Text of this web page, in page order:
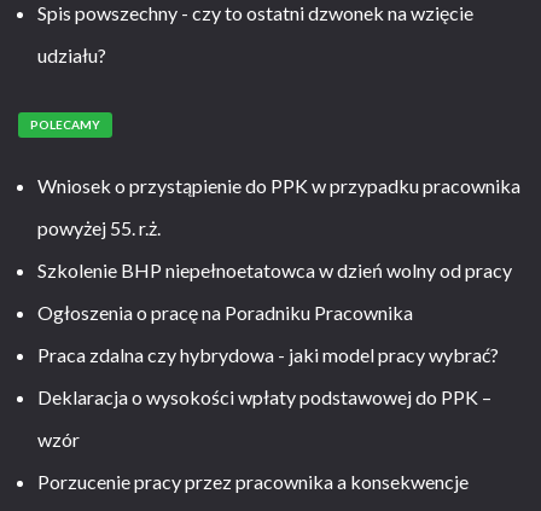
Spis powszechny - czy to ostatni dzwonek na wzięcie
udziału?
POLECAMY
Wniosek o przystąpienie do PPK w przypadku pracownika
powyżej 55. r.ż.
Szkolenie BHP niepełnoetatowca w dzień wolny od pracy
Ogłoszenia o pracę na Poradniku Pracownika
Praca zdalna czy hybrydowa - jaki model pracy wybrać?
Deklaracja o wysokości wpłaty podstawowej do PPK –
wzór
Porzucenie pracy przez pracownika a konsekwencje